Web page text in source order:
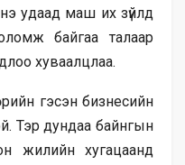
удаад маш их зүйлд
байгаа талаар
хуваалцлаа.
гэсэн бизнесийн
Тэр дундаа байнгын
жилийн хугацаанд